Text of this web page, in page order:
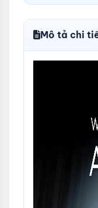
tiếp
1
Mô tả chi